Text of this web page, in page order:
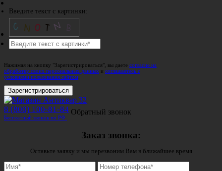
Введите текст с картинки:
Нажимая на кнопку "Зарегистрироваться", вы даете согласие на
обработку своих персональных данных и соглашаетесь с
условиями пользования сайтом
Зарегистрироваться
8 (800) 100-81-84
Бесплатный звонок по РФ.
Обратный звонок
Заказ звонка:
Оставьте заявку и мы перезвоним Вам в ближайшее время